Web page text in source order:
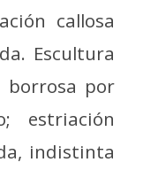
callosa
Escultura
borrosa por
estriación
indistinta